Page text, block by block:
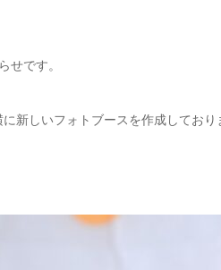
せです。
新しいフォトブースを作成しており